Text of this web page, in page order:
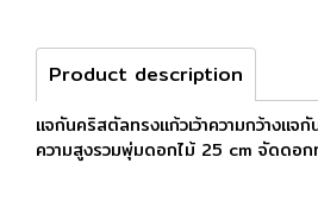
Product description
แจกันคริสตัลทรงแก้วเว้าความกว้างแ
ความสูงรวมพุ่มดอกไม้ 25 cm จัดดอก